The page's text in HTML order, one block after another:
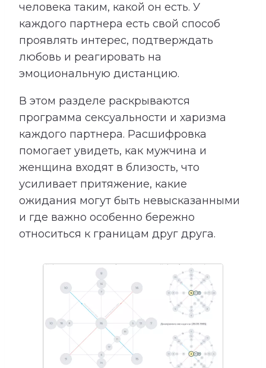
человека таким, какой он есть. У
каждого партнера есть свой способ
проявлять интерес, подтверждать
любовь и реагировать на
эмоциональную дистанцию.
В этом разделе раскрываются
программа сексуальности и харизма
каждого партнера. Расшифровка
помогает увидеть, как мужчина и
женщина входят в близость, что
усиливает притяжение, какие
ожидания могут быть невысказанными
и где важно особенно бережно
относиться к границам друг друга.